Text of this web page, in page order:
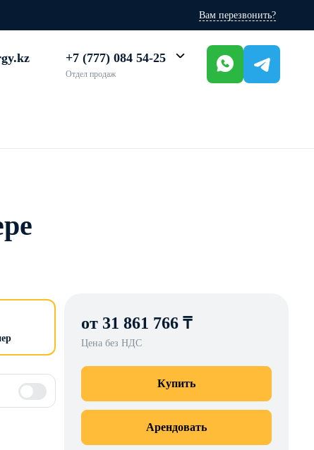
Вам перезвонить?
+7 (777) 084 54-25
Отдел продаж
от 31 861 766 ₸
Цена без НДС
Купить
Арендовать